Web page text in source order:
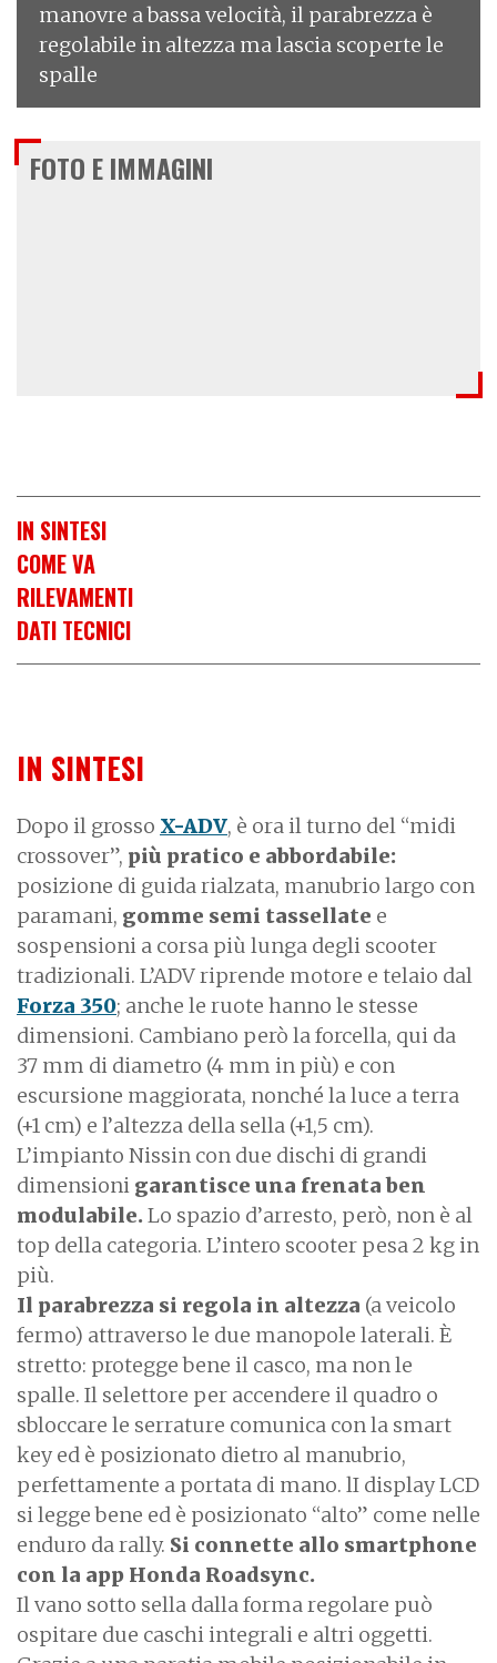
manovre a bassa velocità, il parabrezza è
regolabile in altezza ma lascia scoperte le
spalle
FOTO E IMMAGINI
IN SINTESI
COME VA
RILEVAMENTI
DATI TECNICI
IN SINTESI
Dopo il grosso X-ADV, è ora il turno del “midi
crossover”, più pratico e abbordabile:
posizione di guida rialzata, manubrio largo con
paramani, gomme semi tassellate e
sospensioni a corsa più lunga degli scooter
tradizionali. L’ADV riprende motore e telaio dal
Forza 350; anche le ruote hanno le stesse
dimensioni. Cambiano però la forcella, qui da
37 mm di diametro (4 mm in più) e con
escursione maggiorata, nonché la luce a terra
(+1 cm) e l’altezza della sella (+1,5 cm).
L’impianto Nissin con due dischi di grandi
dimensioni garantisce una frenata ben
modulabile. Lo spazio d’arresto, però, non è al
top della categoria. L’intero scooter pesa 2 kg in
più.
Il parabrezza si regola in altezza (a veicolo
fermo) attraverso le due manopole laterali. È
stretto: protegge bene il casco, ma non le
spalle. Il selettore per accendere il quadro o
sbloccare le serrature comunica con la smart
key ed è posizionato dietro al manubrio,
perfettamente a portata di mano. lI display LCD
si legge bene ed è posizionato “alto” come nelle
enduro da rally. Si connette allo smartphone
con la app Honda Roadsync.
Il vano sotto sella dalla forma regolare può
ospitare due caschi integrali e altri oggetti.